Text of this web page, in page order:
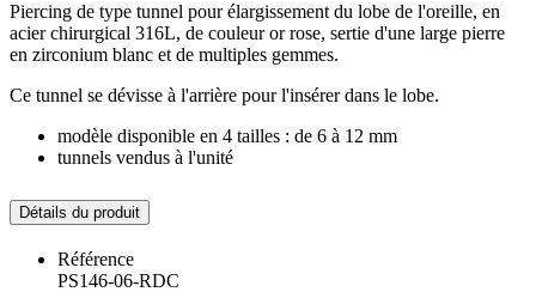
Piercing de type tunnel pour élargissement du lobe de l'oreille, en
acier chirurgical 316L, de couleur or rose, sertie d'une large pierre
en zirconium blanc et de multiples gemmes.
Ce tunnel se dévisse à l'arrière pour l'insérer dans le lobe.
modèle disponible en 4 tailles : de 6 à 12 mm
tunnels vendus à l'unité
Détails du produit
Référence
PS146-06-RDC